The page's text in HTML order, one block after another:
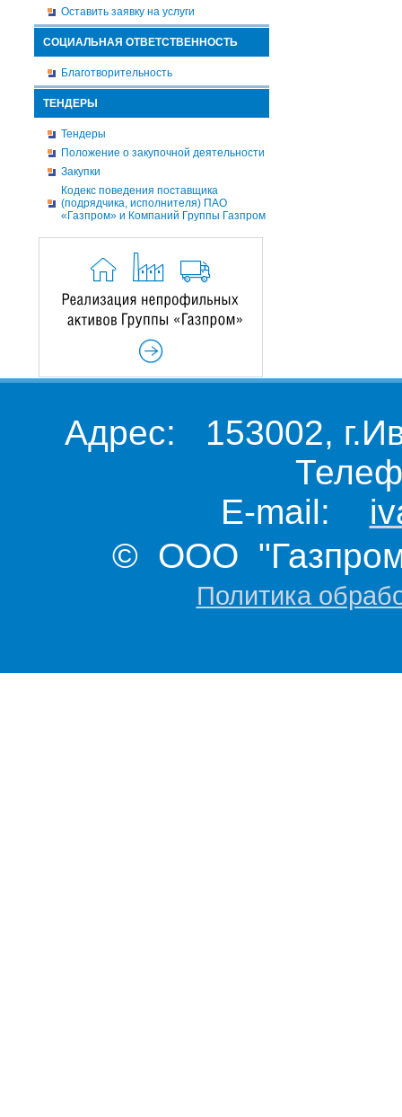
Оставить заявку на услуги
СОЦИАЛЬНАЯ ОТВЕТСТВЕННОСТЬ
Благотворительность
ТЕНДЕРЫ
Тендеры
Положение о закупочной деятельности
Закупки
Кодекс поведения поставщика
(подрядчика, исполнителя) ПАО
«Газпром» и Компаний Группы Газпром
Адрес: 153002,
E-mail:
© ООО "Газпром
Политика